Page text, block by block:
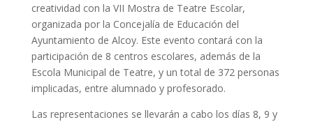
creatividad con la VII Mostra de Teatre Escolar,
organizada por la Concejalía de Educación del
Ayuntamiento de Alcoy. Este evento contará con la
participación de 8 centros escolares, además de la
Escola Municipal de Teatre, y un total de 372 personas
implicadas, entre alumnado y profesorado.
Las representaciones se llevarán a cabo los días 8, 9 y